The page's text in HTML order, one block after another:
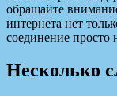
обращайте
интернета нет
соединение просто
Несколько